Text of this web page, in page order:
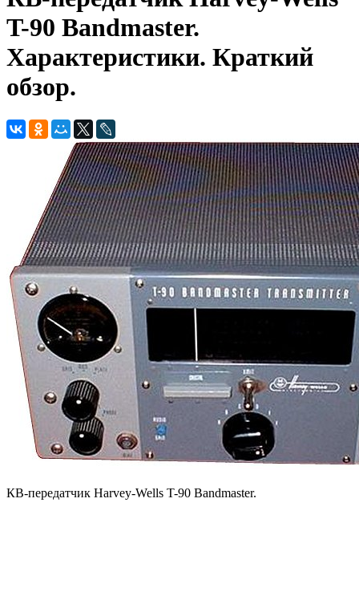
T-90 Bandmaster.
Характеристики. Краткий
обзор.
КВ-передатчик Harvey-Wells T-90 Bandmaster.